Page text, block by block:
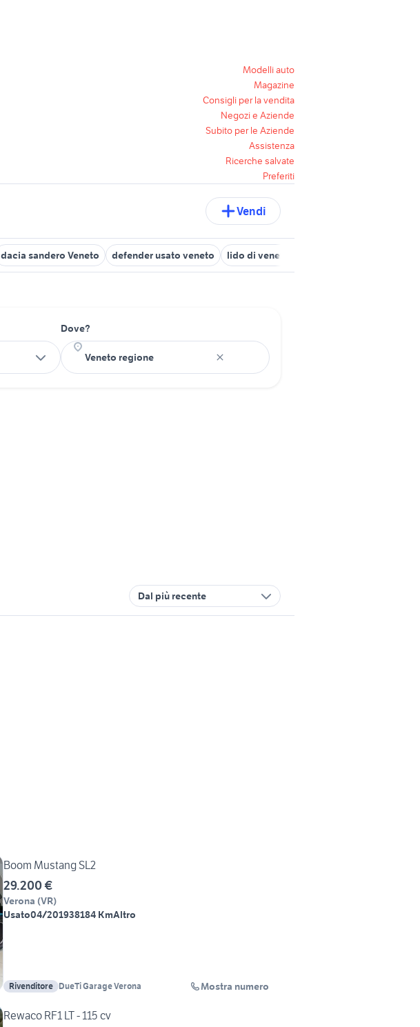
Modelli auto
Magazine
Consigli per la vendita
Negozi e Aziende
Subito per le Aziende
Assistenza
Ricerche salvate
Preferiti
Vendi
dacia sandero Veneto defender usato veneto lido di venezia nautica Veneto
Dove?
Dal più recente
Boom Mustang SL2
29.200 €
Verona (VR)
Usato04/201938184 KmAltro
Rivenditore DueTi Garage Verona Mostra numero
Rewaco RF1 LT - 115 cv